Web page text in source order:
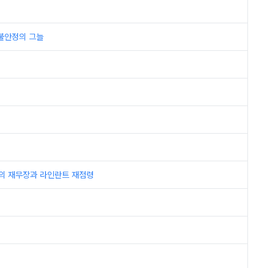
정의 그늘
무장과 라인란트 재점령